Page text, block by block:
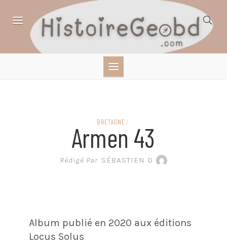
LITTÉRATURE EN
BANDE DESSINÉE
BRETAGNE /
Armen 43
Rédigé Par SÉBASTIEN D
Album publié en 2020 aux éditions
Locus Solus